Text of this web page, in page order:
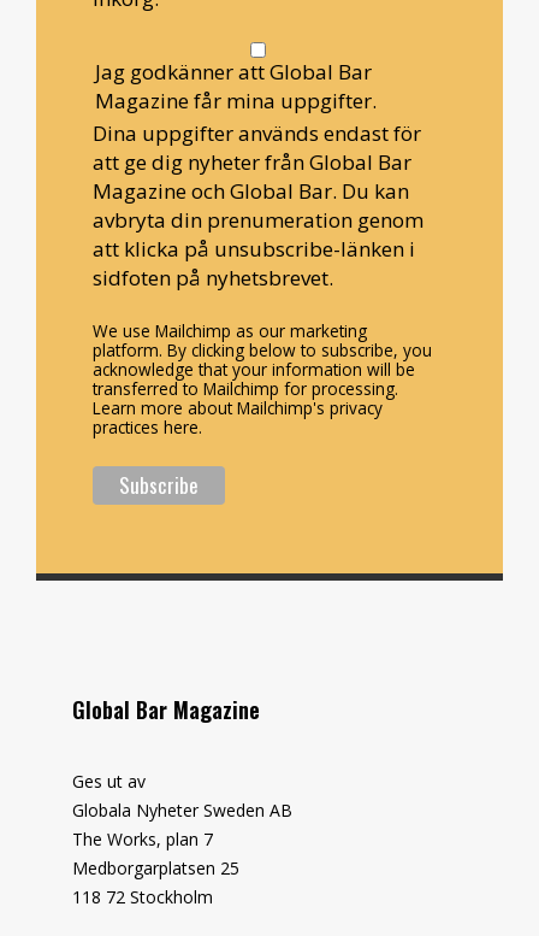
Jag godkänner att Global Bar
Magazine får mina uppgifter.
Dina uppgifter används endast för
att ge dig nyheter från Global Bar
Magazine och Global Bar. Du kan
avbryta din prenumeration genom
att klicka på unsubscribe-länken i
sidfoten på nyhetsbrevet.
We use Mailchimp as our marketing
platform. By clicking below to subscribe, you
acknowledge that your information will be
transferred to Mailchimp for processing.
Learn more about Mailchimp's privacy
practices here.
Global Bar Magazine
Ges ut av
Globala Nyheter Sweden AB
The Works, plan 7
Medborgarplatsen 25
118 72 Stockholm